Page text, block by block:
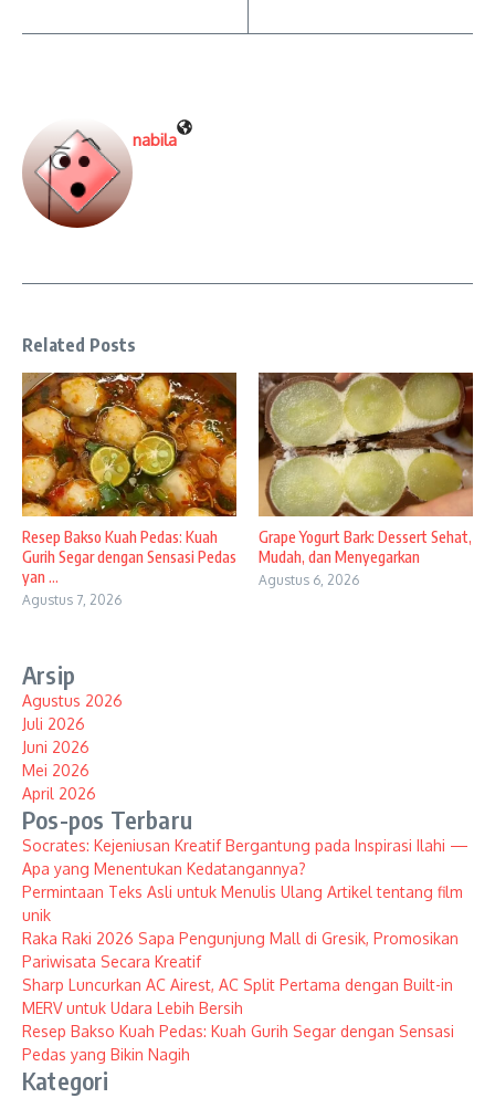
nabila
Related Posts
Resep Bakso Kuah Pedas: Kuah
Gurih Segar dengan Sensasi Pedas
yan ...
Agustus 7, 2026
Grape Yogurt Bark: Dessert Sehat,
Mudah, dan Menyegarkan
Agustus 6, 2026
Arsip
Agustus 2026
Juli 2026
Juni 2026
Mei 2026
April 2026
Pos-pos Terbaru
Socrates: Kejeniusan Kreatif Bergantung pada Inspirasi Ilahi —
Apa yang Menentukan Kedatangannya?
Permintaan Teks Asli untuk Menulis Ulang Artikel tentang film
unik
Raka Raki 2026 Sapa Pengunjung Mall di Gresik, Promosikan
Pariwisata Secara Kreatif
Sharp Luncurkan AC Airest, AC Split Pertama dengan Built-in
MERV untuk Udara Lebih Bersih
Resep Bakso Kuah Pedas: Kuah Gurih Segar dengan Sensasi
Pedas yang Bikin Nagih
Kategori